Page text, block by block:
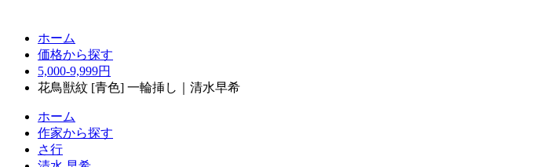
ホーム
価格から探す
5,000-9,999円
花鳥獣紋 [青色] 一輪挿し｜清水早希
ホーム
作家から探す
さ行